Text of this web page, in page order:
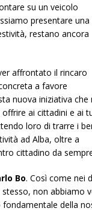
su un veicolo
presentare una
restano ancora
affrontato il rincaro
a favore
nuova iniziativa che
ai cittadini e ai
loro di trarre i
ad Alba, oltre a
cittadino da
Bo. Così come nei
non abbiamo
fondamentale della